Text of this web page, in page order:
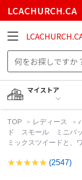
LCACHURCH.CA
マイストア
TOP レディース
ド スモール ミニバ
ミックスツイードと、
(2547)